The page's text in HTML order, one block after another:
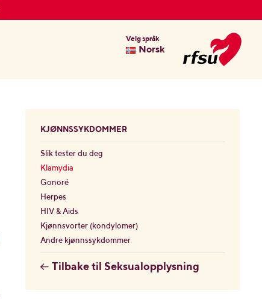
Velg språk
Norsk
KJØNNSSYKDOMMER
Slik tester du deg
Klamydia
Gonoré
Herpes
HIV & Aids
Kjønnsvorter (kondylomer)
Andre kjønnssykdommer
Tilbake til Seksualopplysning